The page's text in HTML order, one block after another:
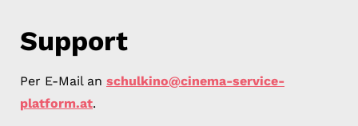
Support
Per E-Mail an schulkino@cinema-service-
platform.at.